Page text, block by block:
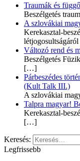
Traumák és
Beszélgetés
A szlovákiai
Kerekasztal-
létjogosultságáról
Változó rend és
Beszélgetés
[…]
Párbeszédes
(Kult Talk III.)
A szlovákiai
Talpra magyar!
Kerekasztal-
[…]
Keresés:
Legfrissebb